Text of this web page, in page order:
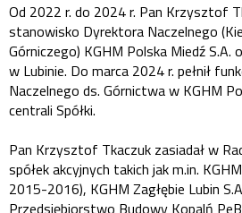
Od 2022 r. do 2024 r. Pan Krzysztof
stanowisko Dyrektora Naczelnego
Górniczego) KGHM Polska Miedź S.A.
w Lubinie. Do marca 2024 r. pełnił
Naczelnego ds. Górnictwa w KGHM
centrali Spółki.
Pan Krzysztof Tkaczuk zasiadał w
spółek akcyjnych takich jak m.in.
2015-2016), KGHM Zagłębie Lubin
Przedsiębiorstwo Budowy Kopalń